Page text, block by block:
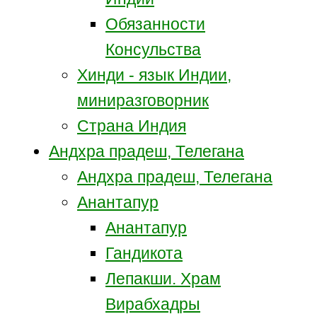
Обязанности
Консульства
Хинди - язык Индии,
миниразговорник
Страна Индия
Андхра прадеш, Телегана
Андхра прадеш, Телегана
Анантапур
Анантапур
Гандикота
Лепакши. Храм
Вирабхадры